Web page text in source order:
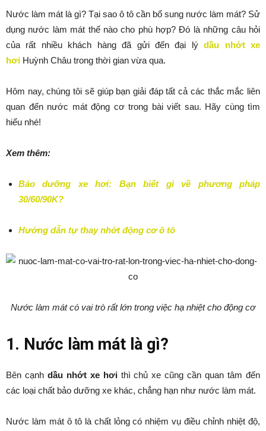
Nước làm mát là gì? Tại sao ô tô cần bổ sung nước làm mát? Sử
dụng nước làm mát thế nào cho phù hợp? Đó là những câu hỏi
của rất nhiều khách hàng đã gửi đến đại lýdầu nhớt xe
hơi Huỳnh Châu trong thời gian vừa qua.
Hôm nay, chúng tôi sẽ giúp bạn giải đáp tất cả các thắc mắc liên
quan đến nước mát động cơ trong bài viết sau. Hãy cùng tìm
hiểu nhé!
Xem thêm:
Bảo dưỡng xe hơi: Bạn biết gì về phương pháp
30/60/90K?
Hướng dẫn tự thay nhớt động cơ ô tô
Nước làm mát có vai trò rất lớn trong việc hạ nhiệt cho động cơ
1. Nước làm mát là gì?
Bên cạnh dầu nhớt xe hơi thì chủ xe cũng cần quan tâm đến
các loại chất bảo dưỡng xe khác, chẳng hạn như nước làm mát.
Nước làm mát ô tô là chất lỏng có nhiệm vụ điều chỉnh nhiệt độ,